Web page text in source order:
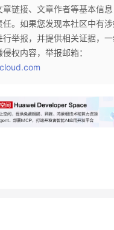
章链接、文章作者等基本信
。如果您发现本社区中有
举报，并提供相关证据，
权内容，举报邮箱：